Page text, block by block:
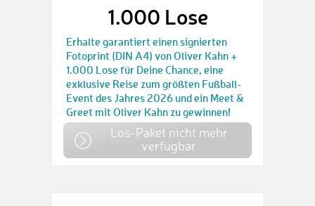
1.000 Lose
Erhalte garantiert einen signierten
Fotoprint (DIN A4) von Oliver Kahn +
1.000 Lose für Deine Chance, eine
exklusive Reise zum größten Fußball-
Event des Jahres 2026 und ein Meet &
Greet mit Oliver Kahn zu gewinnen!
Los-Paket nicht mehr
verfügbar